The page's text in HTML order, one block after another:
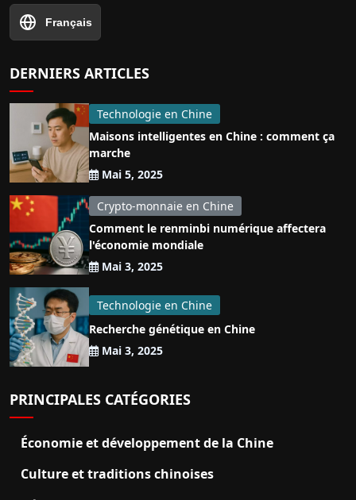
Français
DERNIERS ARTICLES
Technologie en Chine
Maisons intelligentes en Chine : comment ça
marche
Mai 5, 2025
Crypto-monnaie en Chine
Comment le renminbi numérique affectera
l'économie mondiale
Mai 3, 2025
Technologie en Chine
Recherche génétique en Chine
Mai 3, 2025
PRINCIPALES CATÉGORIES
Économie et développement de la Chine
Culture et traditions chinoises